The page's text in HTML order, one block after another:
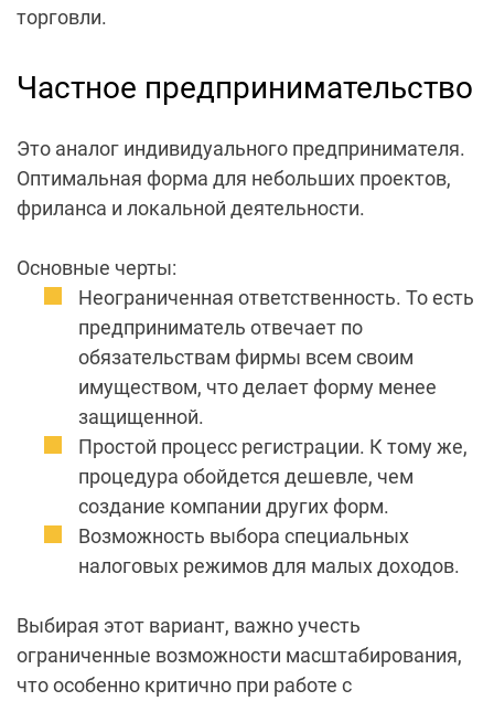
торговли.
Частное предпринимательство
Это аналог индивидуального предпринимателя.
Оптимальная форма для небольших проектов,
фриланса и локальной деятельности.
Основные черты:
Неограниченная ответственность. То есть
предприниматель отвечает по
обязательствам фирмы всем своим
имуществом, что делает форму менее
защищенной.
Простой процесс регистрации. К тому же,
процедура обойдется дешевле, чем
создание компании других форм.
Возможность выбора специальных
налоговых режимовдля малых доходов.
Выбирая этот вариант, важно учесть
ограниченные возможности масштабирования,
что особенно критично при работе с